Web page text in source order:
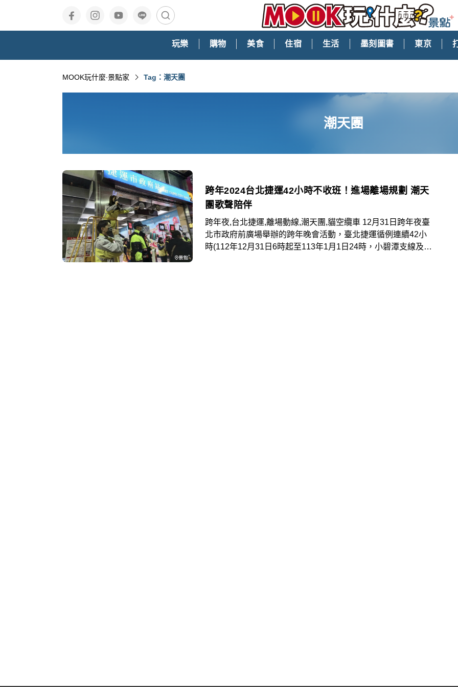
玩樂 購物 美食 住宿 生活 墨刻圖書 東京
MOOK玩什麼‧景點家 Tag：潮天團
潮天團
跨年2024台北捷運42小時不收班！進場離場規劃 潮天
團歌聲陪伴
跨年夜,台北捷運,離場動線,潮天團,貓空纜車 12月31日跨年夜臺
北市政府前廣場舉辦的跨年晚會活動，臺北捷運循例連續42小
時(112年12月31日6時起至113年1月1日24時，小碧潭支線及新